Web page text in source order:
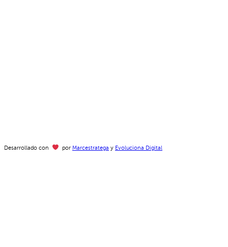
Desarrollado con por Marcestratega y Evoluciona Digital